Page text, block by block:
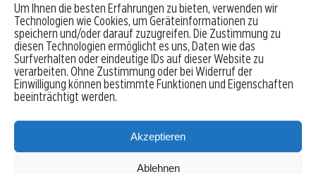
Um Ihnen die besten Erfahrungen zu bieten, verwenden wir
Technologien wie Cookies, um Geräteinformationen zu
speichern und/oder darauf zuzugreifen. Die Zustimmung zu
diesen Technologien ermöglicht es uns, Daten wie das
Surfverhalten oder eindeutige IDs auf dieser Website zu
verarbeiten. Ohne Zustimmung oder bei Widerruf der
Einwilligung können bestimmte Funktionen und Eigenschaften
beeinträchtigt werden.
Akzeptieren
Ablehnen
Robo-Advisor vergleichen
Depotvergleich
Festgeld vergleichen
Tagesgeld vergleichen